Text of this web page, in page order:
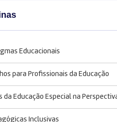
Educacionais
para Profissionais da Educação
da Educação Especial na
Inclusivas